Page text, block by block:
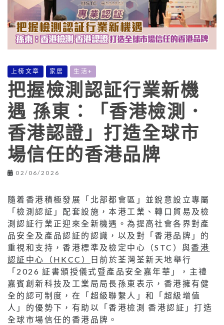
上榜文章 家居 生活+
把握檢測認証行業新機
遇 孫東：「香港檢測．
香港認證」打造全球市
場信任的香港品牌
02/06/2026
隨着香港積極發展「北部都會區」並銳意設立專屬
「檢測認証」配套設施，本港工業、轉口貿易及檢
測認証行業正迎來全新機遇。為提高社會各界對產
品安全及產品認証的認識，以及對「香港品牌」的
重視和支持，香港標準及檢定中心（STC）與香港
認証中心（HKCC）
日前於荃灣荃新天地舉行
「2026 証書頒授儀式暨產品安全嘉年華」，主禮
嘉賓創新科技及工業局局長孫東表示，香港擁有健
全的認可制度，在「超級聯繫人」和「超級增值
人」的優勢下，有助以「香港檢測 香港認証」打造
全球市場信任的香港品牌。